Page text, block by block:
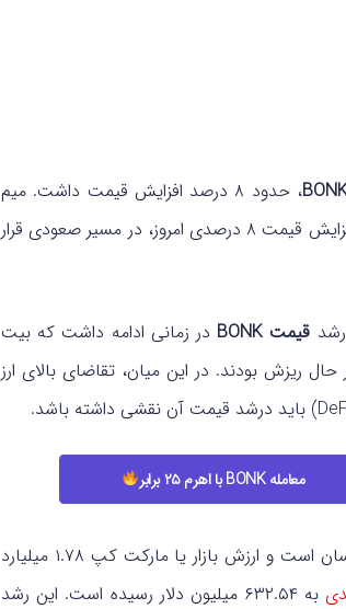
، حدود ۸ درصد افزایش قیمت داشت.
میم
کوین بونک (BONK)، به عنوان پنجاه و یکمین رمزارز بازار، با افزایش قیمت ۸ درصدی امروز، در مسیر صعودی قرار
قیمت BONK
در زمانی ادامه داشت که بیت
در این میان، تقاضای بالای ارز
معامله BONK با اهرم ۲۵ برابر
در نوسان است و ارزش بازار یا مارکت کپ ۱.۷۸ میلیارد
به ۶۳۲.۵۴ میلیون دلار رسیده است. این رشد